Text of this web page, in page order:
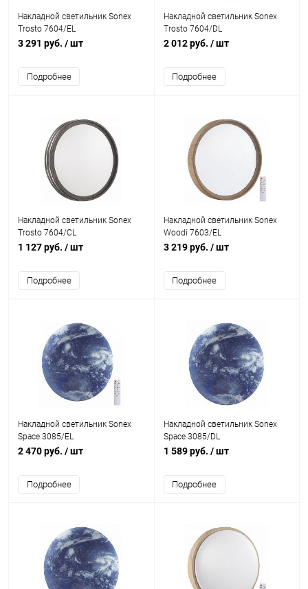
Накладной светильник Sonex
Trosto 7604/EL
3 291 руб. / шт
Подробнее
Накладной светильник Sonex
Trosto 7604/DL
2 012 руб. / шт
Подробнее
Накладной светильник Sonex
Trosto 7604/СL
1 127 руб. / шт
Подробнее
Накладной светильник Sonex
Woodi 7603/EL
3 219 руб. / шт
Подробнее
Накладной светильник Sonex
Space 3085/EL
2 470 руб. / шт
Подробнее
Накладной светильник Sonex
Space 3085/DL
1 589 руб. / шт
Подробнее